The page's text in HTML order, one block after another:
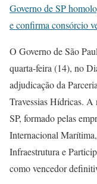
Governo de SP
e confirma consórcio
O Governo de São
quarta-feira (14), no
adjudicação da
Travessias Hídricas.
SP, formado pelas
Internacional
Infraestrutura e
como vencedor